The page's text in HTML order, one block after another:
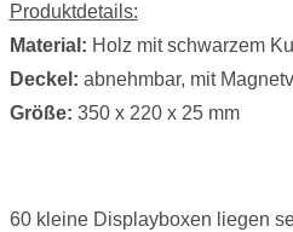
Produktdetails:
Material: Holz mit schwarzem
Deckel: abnehmbar, mit
Größe: 350 x 220 x 25 mm
60 kleine Displayboxen liegen